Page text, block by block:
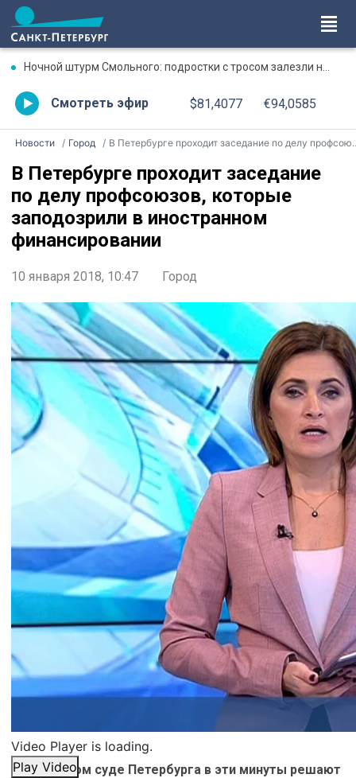
Ночной штурм Смольного: подростки с тросом залезли на крышу собора
Смотреть эфир $81,4077 €94,0585
Новости Город В Петербурге проходит заседание по делу профсоюзов, которые заподозрили в иностранном финансировании
В Петербурге проходит заседание
по делу профсоюзов, которые
заподозрили в иностранном
финансировании
10 января 2018, 10:47 Город
Video Player is loading.
Play Video
В городском суде Петербурга в эти минуты решают